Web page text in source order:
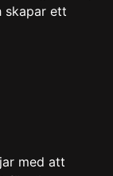
skapar ett
med att